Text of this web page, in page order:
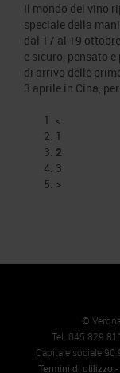
Il mondo del vino
speciale della
dal 17 al 19
e sicuro, pensato
di arrivo delle
3 aprile in Cina,
<
1
2
3
>
©
Tel. 045 829
Capitale sociale
Termini di utilizzo